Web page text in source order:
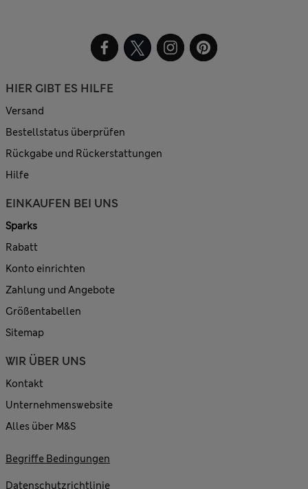
HIER GIBT ES HILFE
Versand
Bestellstatus überprüfen
Rückgabe und Rückerstattungen
Hilfe
EINKAUFEN BEI UNS
Sparks
Rabatt
Konto einrichten
Zahlung und Angebote
Größentabellen
Sitemap
WIR ÜBER UNS
Kontakt
Unternehmenswebsite
Alles über M&S
Begriffe Bedingungen
Datenschutzrichtlinie